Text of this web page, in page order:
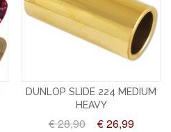
DUNLOP SLIDE 224 MEDIUM
HEAVY
€ 28,90 € 26,99